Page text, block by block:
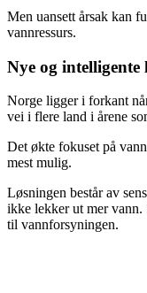
Men uansett årsak kan
vannressurs.
Nye og
Norge ligger i forkant
vei i flere land i årene
Det økte fokuset på
mest mulig.
Løsningen består av
ikke lekker ut mer vann.
til vannforsyningen.